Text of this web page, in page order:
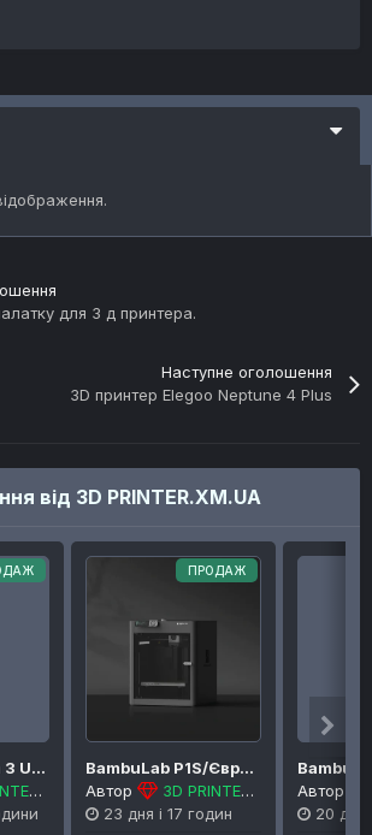
для 3 д принтера.
Наступне оголошення
3D принтер Elegoo Neptune 4 Plus
від 3D PRINTER.XM.UA
принтер Saturn 3 Ultra 12K/в наявності/21000гр.
ПРОДАЖ
BambuLab P1S/Європа./ оновлена ревізія /24000
Автор
3D PRINTER.XM.UA
23 дня і 17 годин
Автор
20